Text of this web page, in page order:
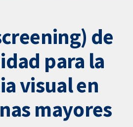
de
para la
visual en
mayores